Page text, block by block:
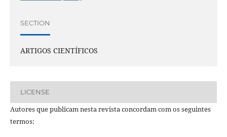
SECTION
ARTIGOS CIENTÍFICOS
LICENSE
Autores que publicam nesta revista concordam com os seguintes
termos: